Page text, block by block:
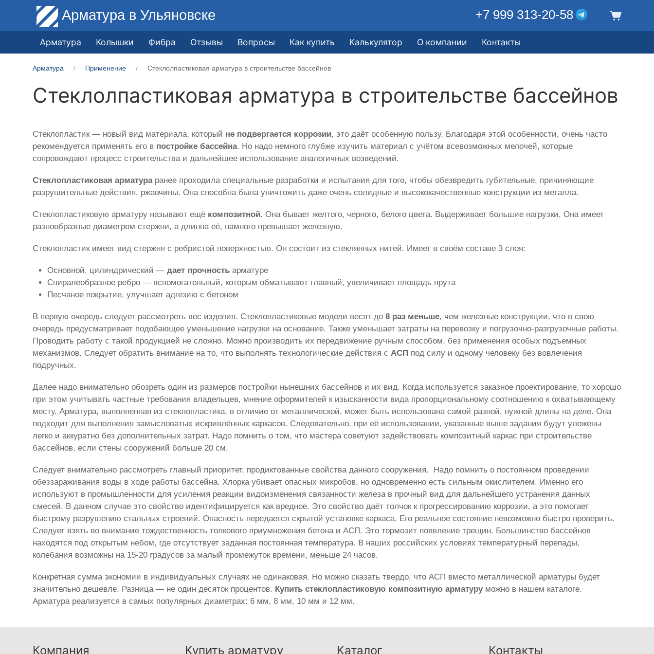
Арматура в Ульяновске +7 999 313-20-58
Арматура Колышки Фибра Отзывы Вопросы Как купить Калькулятор О компании Контакты
Арматура Применение Стеклолпастиковая арматура в строительстве бассейнов
Стеклолпастиковая арматура в строительстве бассейнов
Стеклопластик — новый вид материала, который не подвергается коррозии, это даёт особенную пользу. Благодаря этой особенности, очень часто
рекомендуется применять его в постройке бассейна. Но надо немного глубже изучить материал с учётом всевозможных мелочей, которые
сопровождают процесс строительства и дальнейшее использование аналогичных возведений.
Стеклопластиковая арматураранее проходила специальные разработки и испытания для того, чтобы обезвредить губительные, причиняющие
разрушительные действия, ржавчины. Она способна была уничтожить даже очень солидные и высококачественные конструкции из металла.
Стеклопластиковую арматуру называют ещё композитной. Она бывает желтого, черного, белого цвета. Выдерживает большие нагрузки. Она имеет
разнообразные диаметром стержни, а длинна её, намного превышает железную.
Стеклопластик имеет вид стержня с ребристой поверхностью. Он состоит из стеклянных нитей. Имеет в своём составе 3 слоя:
Основной, цилиндрический —дает прочность арматуре
Спиралеобразное ребро — вспомогательный, которым обматывают главный, увеличивает площадь прута
Песчаное покрытие, улучшает адгезию с бетоном
В первую очередь следует рассмотреть вес изделия. Стеклопластиковые модели весят до8 раз меньше, чем железные конструкции, что в свою
очередь предусматривает подобающее уменьшение нагрузки на основание. Также уменьшает затраты на перевозку и погрузочно-разгрузочные работы.
Проводить работу с такой продукцией не сложно. Можно производить их передвижение ручным способом, без применения особых подъемных
механизмов. Следует обратить внимание на то, что выполнять технологические действия с АСП под силу и одному человеку без вовлечения
подручных.
Далее надо внимательно обозреть один из размеров постройки нынешних бассейнов и их вид. Когда используется заказное проектирование, то хорошо
при этом учитывать частные требования владельцев, мнение оформителей к изысканности вида пропорциональному соотношению к охватывающему
месту. Арматура, выполненная из стеклопластика, в отличие от металлической, может быть использована самой разной, нужной длины на деле. Она
подходит для выполнения замысловатых искривлённых каркасов. Следовательно, при её использовании, указанные выше задания будут уложены
легко и аккуратно без дополнительных затрат. Надо помнить о том, что мастера советуют задействовать композитный каркас при строительстве
бассейнов, если стены сооружений больше 20 см.
Следует внимательно рассмотреть главный приоритет, продиктованные свойства данного сооружения. Надо помнить о постоянном проведении
обеззараживания воды в ходе работы бассейна. Хлорка убивает опасных микробов, но одновременно есть сильным окислителем. Именно его
используют в промышленности для усиления реакции видоизменения связанности железа в прочный вид для дальнейшего устранения данных
смесей. В данном случае это свойство идентифицируется как вредное. Это свойство даёт толчок к прогрессированию коррозии, а это помогает
быстрому разрушению стальных строений. Опасность передается скрытой установке каркаса. Его реальное состояние невозможно быстро проверить.
Следует взять во внимание тождественность толкового приумножения бетона и АСП. Это тормозит появление трещин. Большинство бассейнов
находятся под открытым небом, где отсутствует заданная постоянная температура. В наших российских условиях температурный перепады,
колебания возможны на 15-20 градусов за малый промежуток времени, меньше 24 часов.
Конкретная сумма экономии в индивидуальных случаях не одинаковая. Но можно сказать твердо, что АСП вместо металлической арматуры будет
значительно дешевле. Разница — не один десяток процентов. Купить стеклопластиковую композитную арматуруможно в нашем каталоге.
Арматура реализуется в самых популярных диаметрах: 6 мм, 8 мм, 10 мм и 12 мм.
Компания Купить арматуру Каталог Контакты